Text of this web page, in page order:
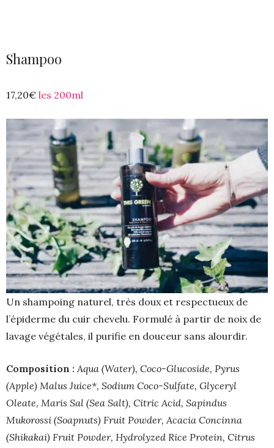
Shampoo
17,20€ les 200ml
Un shampoing naturel, très doux et respectueux de
l’épiderme du cuir chevelu. Formulé à partir de noix de
lavage végétales, il purifie en douceur sans alourdir.
Composition : Aqua (Water), Coco-Glucoside, Pyrus
(Apple) Malus Juice*, Sodium Coco-Sulfate, Glyceryl
Oleate, Maris Sal (Sea Salt), Citric Acid, Sapindus
Mukorossi (Soapnuts) Fruit Powder, Acacia Concinna
(Shikakai) Fruit Powder, Hydrolyzed Rice Protein, Citrus